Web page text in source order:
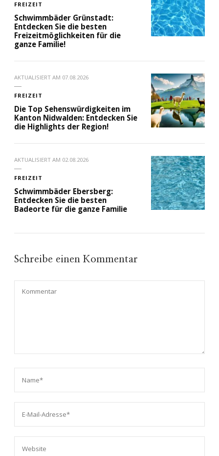
FREIZEIT
Schwimmbäder Grünstadt:
Entdecken Sie die besten
Freizeitmöglichkeiten für die
ganze Familie!
AKTUALISIERT AM 07.08.2026
FREIZEIT
Die Top Sehenswürdigkeiten im
Kanton Nidwalden: Entdecken Sie
die Highlights der Region!
AKTUALISIERT AM 02.08.2026
FREIZEIT
Schwimmbäder Ebersberg:
Entdecken Sie die besten
Badeorte für die ganze Familie
Schreibe einen Kommentar